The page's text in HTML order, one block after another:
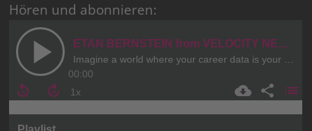
Hören und abonnieren: